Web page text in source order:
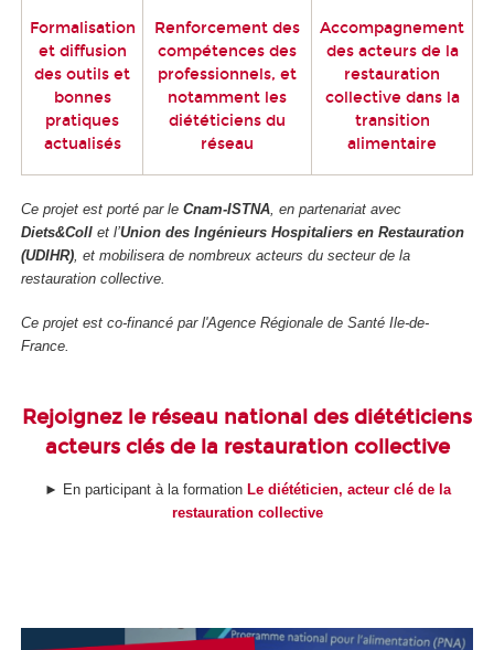
Formalisation
et diffusion
des outils et
bonnes
pratiques
actualisés
Renforcement des
compétences des
professionnels, et
notamment les
diététiciens du
réseau
Accompagnement
des acteurs de la
restauration
collective dans la
transition
alimentaire
Ce projet est porté par le Cnam-ISTNA , en partenariat avec
Diets&Coll et l’Union des Ingénieurs Hospitaliers en Restauration
(UDIHR) , et mobilisera de nombreux acteurs du secteur de la
restauration collective.
Ce projet est co-financé par l'Agence Régionale de Santé Ile-de-
France.
Rejoignez le réseau national des diététiciens
acteurs clés de la restauration collective
► En participant à la formation Le diététicien, acteur clé de la
restauration collective